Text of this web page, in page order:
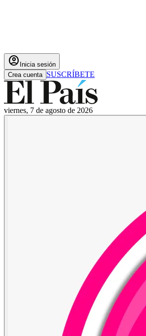
account_circle Inicia sesión
Crea cuenta SUSCRÍBETE
viernes, 7 de agosto de 2026